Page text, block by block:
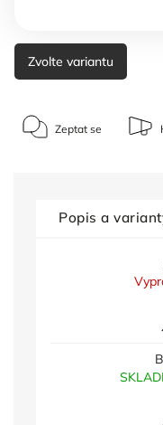
Zvolte variantu
Zeptat se
Popis a